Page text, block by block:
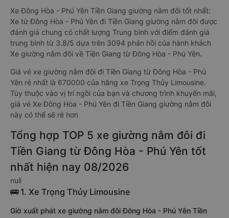
Xe Đông Hòa - Phú Yên Tiền Giang giường nằm đôi tốt nhất:
Xe từ Đông Hòa - Phú Yên đi Tiền Giang giường nằm đôi được
đánh giá chung có chất lượng Trung bình với điểm đánh giá
trung bình từ 3.8/5 dựa trên 3094 phản hồi của hành khách
Xe giường nằm đôi về Tiền Giang từ Đông Hòa - Phú Yên.
Giá vé xe giường nằm đôi đi Tiền Giang từ Đông Hòa - Phú
Yên rẻ nhất là 670000 của hãng xe Trọng Thủy Limousine.
Tùy thuộc vào vị trí ngồi của bạn và chương trình khuyến mãi,
giá vé Xe Đông Hòa - Phú Yên đi Tiền Giang giường nằm đôi
này có thể sẽ rẻ hơn
Tổng hợp TOP 5 xe giường nằm đôi đi
Tiền Giang từ Đông Hòa - Phú Yên tốt
nhất hiện nay 08/2026
null
🚌 1. Xe Trọng Thủy Limousine
Giờ xuất phát xe giường nằm đôi Đông Hòa - Phú Yên Tiền